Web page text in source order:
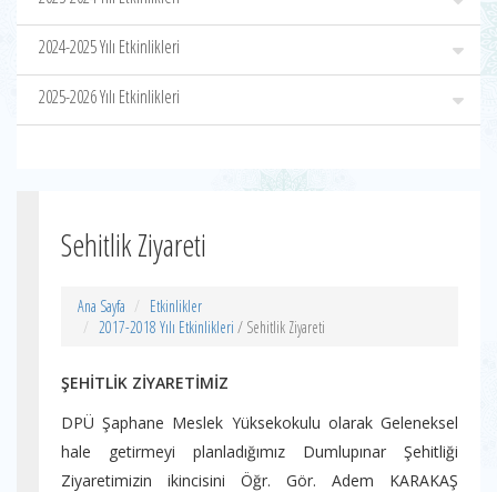
2024-2025 Yılı Etkinlikleri
2025-2026 Yılı Etkinlikleri
Sehitlik Ziyareti
Ana Sayfa
Etkinlikler
2017-2018 Yılı Etkinlikleri / Sehitlik Ziyareti
ŞEHİTLİK ZİYARETİMİZ
DPÜ Şaphane Meslek Yüksekokulu olarak Geleneksel
hale getirmeyi planladığımız Dumlupınar Şehitliği
Ziyaretimizin ikincisini Öğr. Gör. Adem KARAKAŞ